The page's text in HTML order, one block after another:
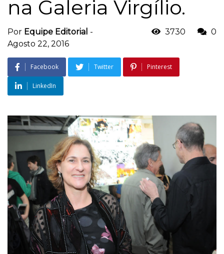
na Galeria Virgílio.
Por Equipe Editorial -
Agosto 22, 2016
3730 0
Facebook Twitter Pinterest
LinkedIn